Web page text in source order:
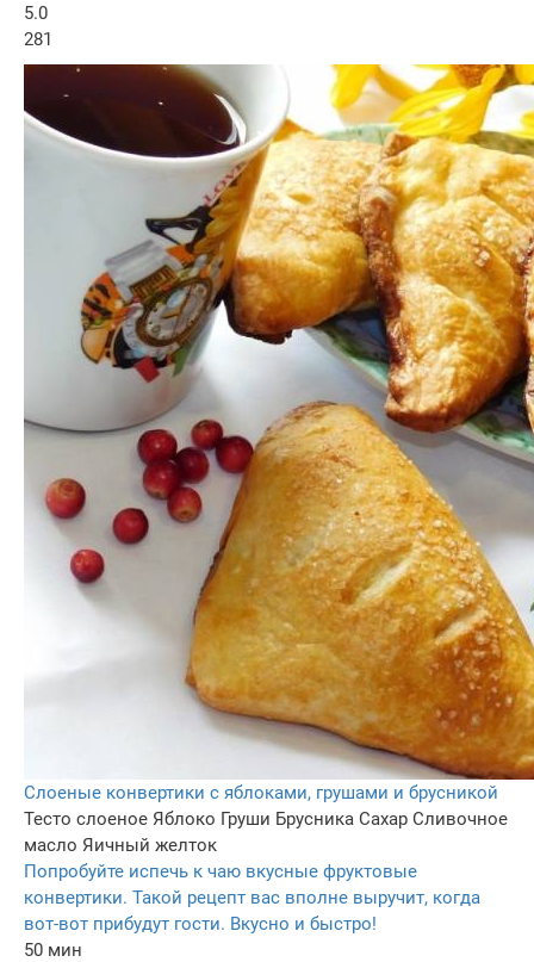
5.0
281
Слоеные конвертики с яблоками, грушами и брусникой
Тесто слоеное Яблоко Груши Брусника Сахар Сливочное
масло Яичный желток
Попробуйте испечь к чаю вкусные фруктовые
конвертики. Такой рецепт вас вполне выручит, когда
вот-вот прибудут гости. Вкусно и быстро!
50 мин